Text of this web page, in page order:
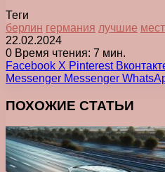
Теги
берлин германия лучшие
22.02.2024
0 Время чтения: 7 мин.
Facebook X Pinterest
Messenger Messenger
ПОХОЖИЕ СТАТЬИ